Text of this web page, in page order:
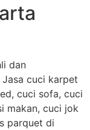
dan
cuci karpet
cuci sofa, cuci
makan, cuci jok
parquet di